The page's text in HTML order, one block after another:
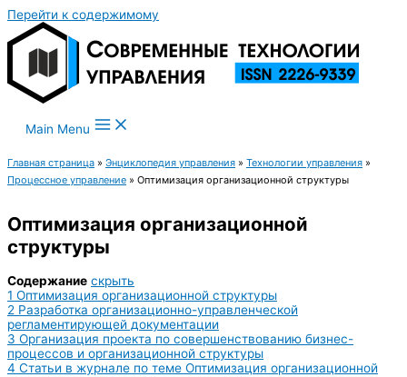
Перейти к содержимому
Main Menu
Главная страница » Энциклопедия управления » Технологии управления »
Процессное управление » Оптимизация организационной структуры
Оптимизация организационной
структуры
Содержание скрыть
1 Оптимизация организационной структуры
2 Разработка организационно-управленческой
регламентирующей документации
3 Организация проекта по совершенствованию бизнес-
процессов и организационной структуры
4 Статьи в журнале по теме Оптимизация организационной